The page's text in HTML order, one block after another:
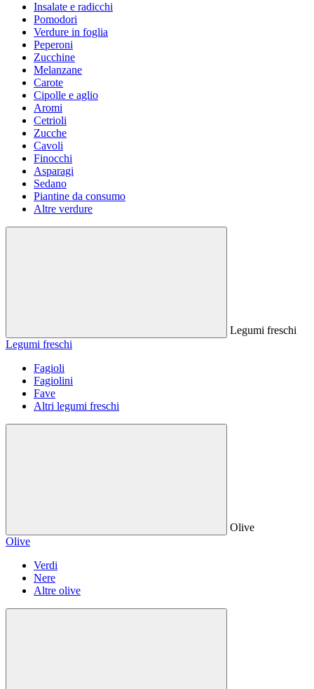
Insalate e radicchi
Pomodori
Verdure in foglia
Peperoni
Zucchine
Melanzane
Carote
Cipolle e aglio
Aromi
Cetrioli
Zucche
Cavoli
Finocchi
Asparagi
Sedano
Piantine da consumo
Altre verdure
Legumi freschi
Legumi freschi
Fagioli
Fagiolini
Fave
Altri legumi freschi
Olive
Olive
Verdi
Nere
Altre olive